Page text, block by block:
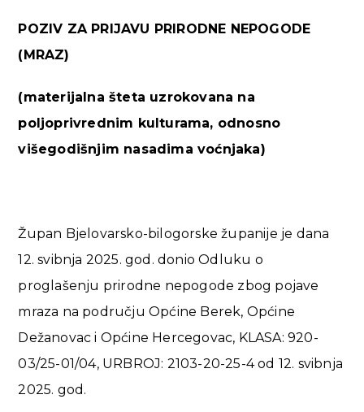
POZIV ZA PRIJAVU PRIRODNE NEPOGODE
(MRAZ)
(materijalna šteta uzrokovana na
poljoprivrednim kulturama, odnosno
višegodišnjim nasadima voćnjaka)
Župan Bjelovarsko-bilogorske županije je dana
12. svibnja 2025. god. donio Odluku o
proglašenju prirodne nepogode zbog pojave
mraza na području Općine Berek, Općine
Dežanovac i Općine Hercegovac, KLASA: 920-
03/25-01/04, URBROJ: 2103-20-25-4 od 12. svibnja
2025. god.